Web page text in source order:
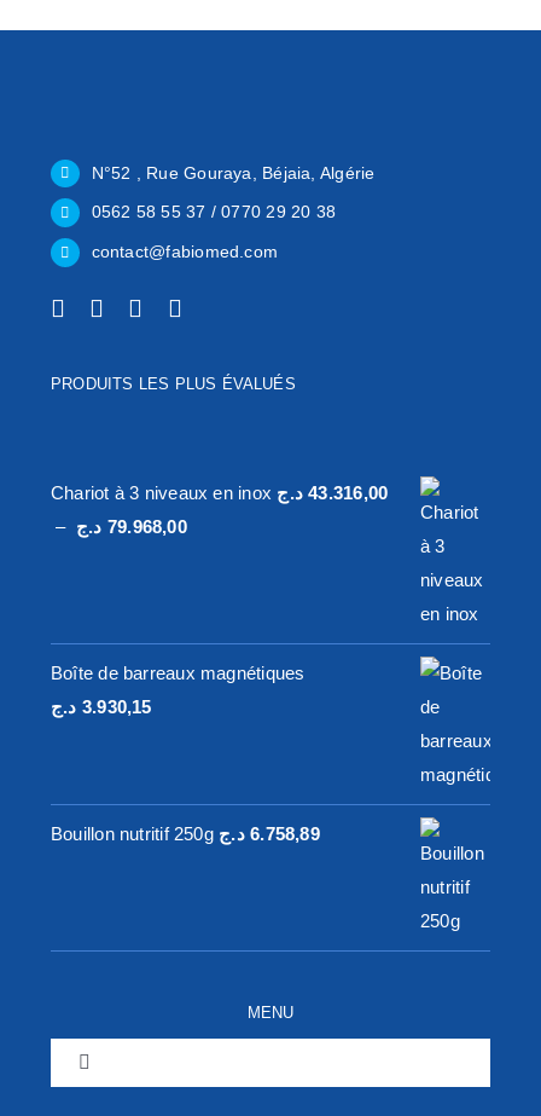
N°52 , Rue Gouraya, Béjaia, Algérie
0562 58 55 37 / 0770 29 20 38
contact@fabiomed.com
PRODUITS LES PLUS ÉVALUÉS
Chariot à 3 niveaux en inox 43.316,00 د.ج
–
79.968,00 د.ج
Plage
Boîte de barreaux magnétiques
3.930,15 د.ج
Bouillon nutritif 250g 6.758,89 د.ج
MENU
Toggle
Navigation